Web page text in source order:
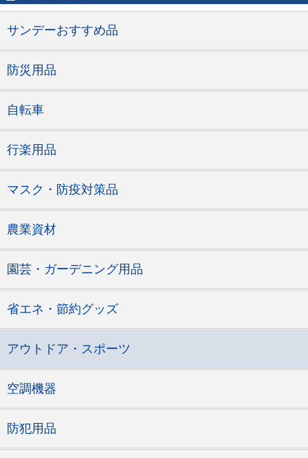
サンデーおすすめ品
防災用品
自転車
行楽用品
マスク・防疫対策品
農業資材
園芸・ガーデニング用品
省エネ・節約グッズ
アウトドア・スポーツ
空調機器
防犯用品